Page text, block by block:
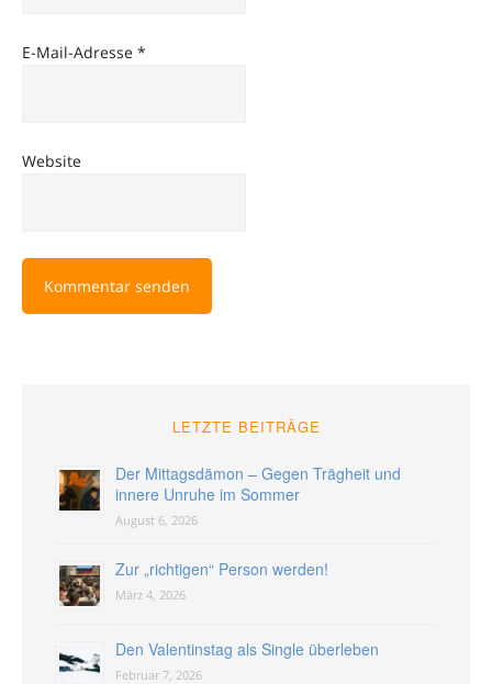
E-Mail-Adresse *
Website
LETZTE BEITRÄGE
Der Mittagsdämon – Gegen Trägheit und
innere Unruhe im Sommer
August 6, 2026
Zur „richtigen“ Person werden!
März 4, 2026
Den Valentinstag als Single überleben
Februar 7, 2026